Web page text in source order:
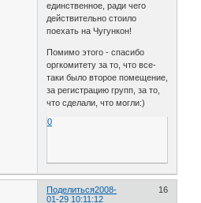
единственное, ради чего
действительно стоило
поехать на Чугункон!
Помимо этого - спасибо
оргкомитету за то, что все-
таки было второе помещение,
за регистрацию групп, за то,
что сделали, что могли:)
0
Поделиться 16
2008-
01-29 10:11:12